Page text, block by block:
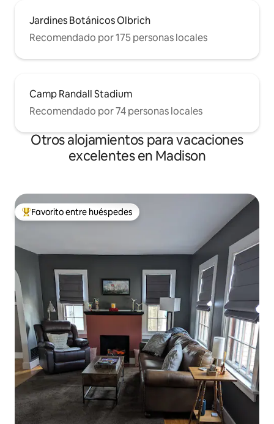
Jardines Botánicos Olbrich
Recomendado por 175 personas locales
Camp Randall Stadium
Recomendado por 74 personas locales
Otros alojamientos para vacaciones
excelentes en Madison
Favorito entre huéspedes preferido
Favorito entre huéspedes